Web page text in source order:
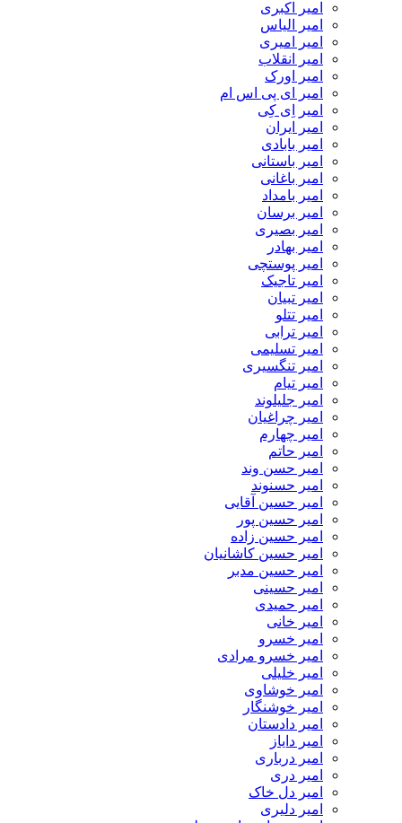
امیر اکبری
امیر الیاس
امیر امیری
امیر انقلاب
امیر اورک
امیر ای پی اس ام
امیر اِی کِی
امیر ایران
امیر بابادی
امیر باستانی
امیر باغانی
امیر بامداد
امیر برسان
امیر بصیری
امیر بهادر
امیر پوستچی
امیر تاجیک
امیر تبیان
امیر تتلو
امیر ترابی
امیر تسلیمی
امیر تنگسیری
امیر تیام
امیر جلیلوند
امیر چراغیان
امیر چهارم
امیر حاتم
امیر حسن وند
امیر حسنوند
امیر حسین آقایی
امیر حسین پور
امیر حسین زاده
امیر حسین کاشانیان
امیر حسین مدبر
امیر حسینی
امیر حمیدی
امیر خانی
امیر خسرو
امیر خسرو مرادی
امیر خلیلی
امیر خوشاوی
امیر خوشنگار
امیر دادستان
امیر دایاز
امیر درباری
امیر دری
امیر دل خاک
امیر دلیری